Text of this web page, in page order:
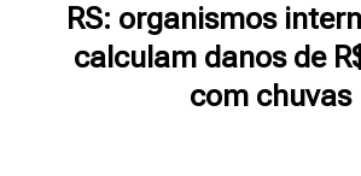
RS: organismos
calculam danos de
com chuvas